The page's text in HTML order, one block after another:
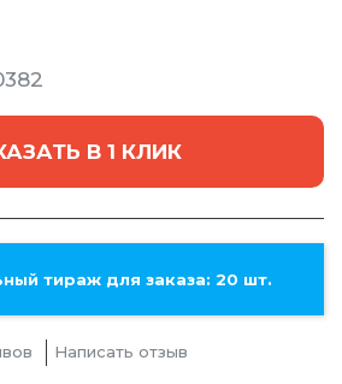
В 1 КЛИК
тираж для заказа: 20 шт.
Написать отзыв